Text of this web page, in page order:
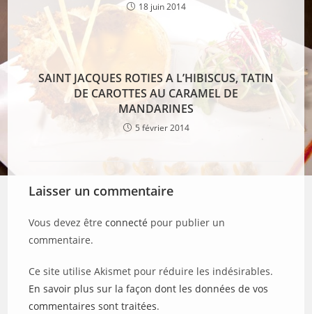
18 juin 2014
SAINT JACQUES ROTIES A L’HIBISCUS, TATIN
DE CAROTTES AU CARAMEL DE
MANDARINES
5 février 2014
Laisser un commentaire
Vous devez êtreconnecté pour publier un
commentaire.
Ce site utilise Akismet pour réduire les indésirables.
En savoir plus sur la façon dont les données de vos
commentaires sont traitées.